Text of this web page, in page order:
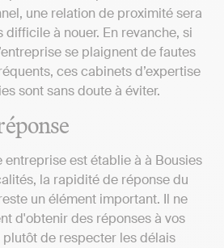
une relation de proximité sera
à nouer. En revanche, si
se plaignent de fautes
ces cabinets d’expertise
sont sans doute à éviter.
entreprise est établie à à Bousies
la rapidité de réponse du
un élément important. Il ne
d'obtenir des réponses à vos
de respecter les délais